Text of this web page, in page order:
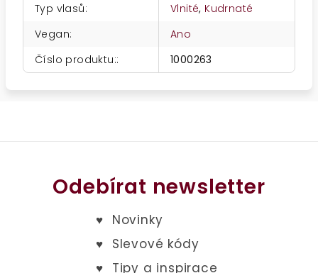
Typ vlasů: Vlnité, Kudrnaté
Vegan:
Ano
Číslo produktu:: 1000263
Odebírat newsletter